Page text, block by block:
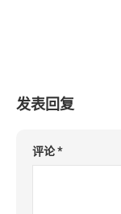
发表回复
评论*